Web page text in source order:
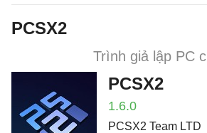
PCSX2
Trình giả lập PC
PCSX2
1.6.0
PCSX2 Team LTD